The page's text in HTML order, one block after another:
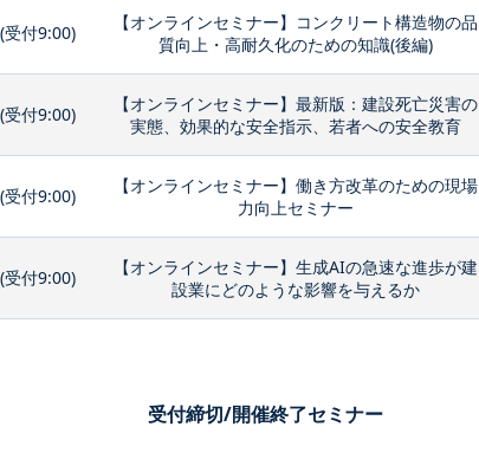
付9:00)
【オンラインセミナー】コンクリート構造物の品
質向上・高耐久化のための知識(後編)
付9:00)
【オンラインセミナー】最新版：建設死亡災害の
実態、効果的な安全指示、若者への安全教育
付9:00)
【オンラインセミナー】働き方改革のための現場
力向上セミナー
付9:00)
【オンラインセミナー】生成AIの急速な進歩が建
設業にどのような影響を与えるか
受付締切/開催終了セミナー